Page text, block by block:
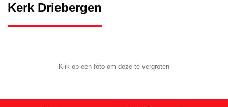
Kerk Driebergen
Klik op een foto om deze te vergroten